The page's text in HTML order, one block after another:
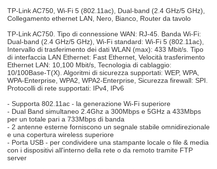
TP-Link AC750, Wi-Fi 5 (802.11ac), Dual-band (2.4 GHz/5 GHz),
Collegamento ethernet LAN, Nero, Bianco, Router da tavolo
TP-Link AC750. Tipo di connessione WAN: RJ-45. Banda Wi-Fi:
Dual-band (2.4 GHz/5 GHz), Wi-Fi standard: Wi-Fi 5 (802.11ac),
Intervallo di trasferimento dei dati WLAN (max): 433 Mbit/s. Tipo
di interfaccia LAN Ethernet: Fast Ethernet, Velocità trasferimento
Ethernet LAN: 10,100 Mbit/s, Tecnologia di cablaggio:
10/100Base-T(X). Algoritmi di sicurezza supportati: WEP, WPA,
WPA-Enterprise, WPA2, WPA2-Enterprise, Sicurezza firewall: SPI.
Protocolli di rete supportati: IPv4, IPv6
- Supporta 802.11ac - la generazione Wi-Fi superiore
- Dual Band simultaneo 2.4Ghz a 300Mbps e 5GHz a 433Mbps
per un totale pari a 733Mbps di banda
- 2 antenne esterne forniscono un segnale stabile omnidirezionale
e una copertura wireless superiore
- Porta USB - per condividere una stampante locale o file & media
con i dispositivi all'interno della rete o da remoto tramite FTP
server